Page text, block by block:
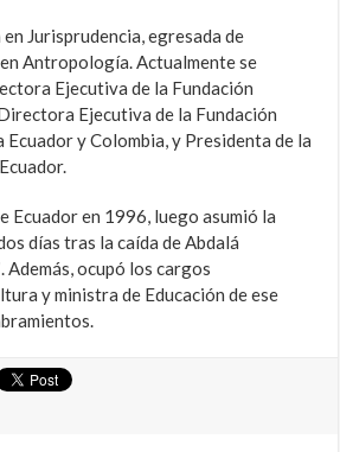
Jurisprudencia, egresada de
Antropología. Actualmente se
Ejecutiva de la Fundación
Ejecutiva de la Fundación
y Colombia, y Presidenta de la
Ecuador en 1996, luego asumió la
días tras la caída de Abdalá
Además, ocupó los cargos
y ministra de Educación de ese